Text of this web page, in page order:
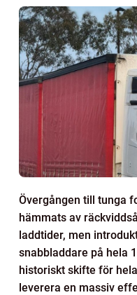
Övergången till tunga
hämmats av
laddtider, men
snabbladdare på hela
historiskt skifte för
leverera en massiv